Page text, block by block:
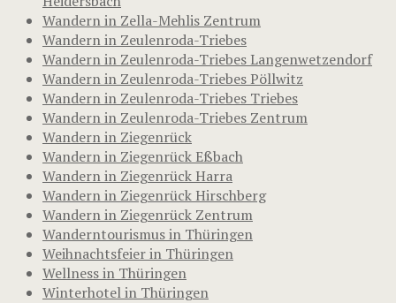
Wandern in Zella-Mehlis Zentrum
Wandern in Zeulenroda-Triebes
Wandern in Zeulenroda-Triebes Langenwetzendorf
Wandern in Zeulenroda-Triebes Pöllwitz
Wandern in Zeulenroda-Triebes Triebes
Wandern in Zeulenroda-Triebes Zentrum
Wandern in Ziegenrück
Wandern in Ziegenrück Eßbach
Wandern in Ziegenrück Harra
Wandern in Ziegenrück Hirschberg
Wandern in Ziegenrück Zentrum
Wanderntourismus in Thüringen
Weihnachtsfeier in Thüringen
Wellness in Thüringen
Winterhotel in Thüringen